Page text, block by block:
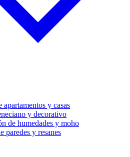
apartamentos y casas
y decorativo
de humedades y moho
paredes y resanes